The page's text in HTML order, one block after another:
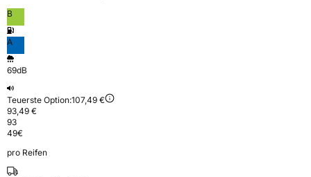
B
A
69dB
Teuerste Option:107,49 €
93,49 €
93
49€
pro Reifen